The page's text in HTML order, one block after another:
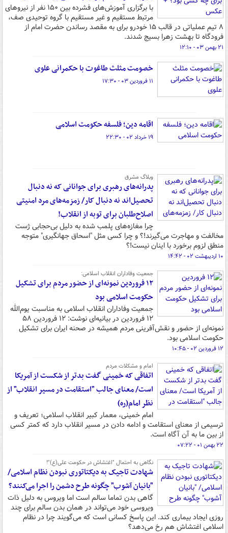
با برگزاری آموزش‌های فشرده بین ۱۵۰ نفر از نیروهای
مرتبط مستقیم و غیر مستقیم با گروه توحیدی صف،
۸ تیم عملیاتی در قالب ۱۵ خودرو برای به مقصد رساندن حضرت امام از
فرودگاه تا بهشت زهرا بسیج شدند.
۲۱ بهمن ۰۳ - ۱۲:۱۰
خصومت مثلث طاغوت با حکمرانی علوی
۱۱ فروردین ۰۳ - ۱۷:۳۰
اقامه دین؛ فلسفه حکومت اسلامی
۱۹ خرداد ۰۲ - ۲۲:۳۰
وبلاگ مشرق
پدرانه‌های رهبری برای جوانانی که نه دنبال
تحصیل‌اند نه دنبال کار/ زمزمه‌های مرد امنیتی
اصلاح‌طلبان برای توبه از انقلاب!
چرا مغازه‌های پلمب شده به دلیل بی‌حجابی ژست
مخالفت و مهاجرت می‌گیرند!؟ و چرا کسی مثل "اسحاق جهانگیری" متوجه
منطق لزوم برخورد با اینان نیست!؟
۱۰ اردیبهشت ۰۲ - ۱۴:۴۲
جمعیت وفاداران انقلاب اسلامی:
۱۲ فروردین نمونه‌ای از حضور مردم برای تشکیل
حکومت اسلامی بود
جمعیت وفاداران انقلاب اسلامی به مناسبت یوم‌الله
۱۲ فروردین در بیانیه‌ای نوشت: ۱۲ فروردین ۵۸
نمونه‌ای از حضور و نقش‌آفرینی مردم همیشه در صحنه ایران برای تشکیل
حکومت اسلامی بود.
۱۲ فروردین ۰۲ - ۱۰:۴۵
امام و مشکلات مردم
اتفاقی که خمینی گفت بدتر از شکست از آمریکا
است/ معنای جالب "استقامت در مسیر انقلاب" از
نظر امام(ره)
امام خمینی، معمار کبیر انقلاب اسلامی؛ تعریف و
ترسیمی از معنای استقامت و ادامه دادن در مسیر انقلاب دارد که کمتر کسی
از بین ما به آن آگاه است.
۲۲ بهمن ۰۱ - ۰۷:۲۲
نگاهی به احتمال "اغتشاش در حکومت علی(ع)"!
شهادت تاجیک به دیکتاتوری نبودن نظام اسلامی/
"بانیان آشوب" چگونه طرح دشمن را اجرا می‌کنند؟
گاهی بدن تماما سالم است اما ویروس به دلیل ذات
ویروسی خود می‌تواند در همان بدن سالم برای چند
روزی ایجاد بیماری کند. این پاسخ کسانی است که می‌گویند چرا در نظام
اسلامی اغتشاش هم رخ می‌دهد؟